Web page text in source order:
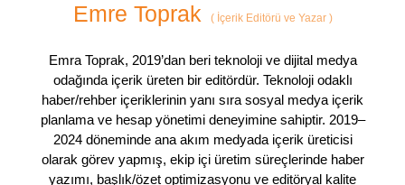
Emre Toprak (İçerik Editörü ve Yazar )
Emra Toprak, 2019’dan beri teknoloji ve dijital medya
odağında içerik üreten bir editördür. Teknoloji odaklı
haber/rehber içeriklerinin yanı sıra sosyal medya içerik
planlama ve hesap yönetimi deneyimine sahiptir. 2019–
2024 döneminde ana akım medyada içerik üreticisi
olarak görev yapmış, ekip içi üretim süreçlerinde haber
yazımı, başlık/özet optimizasyonu ve editöryal kalite